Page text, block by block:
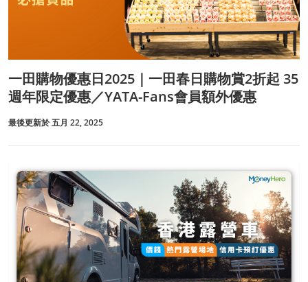
一田購物優惠日2025｜一田春日購物賞2折起 35
週年限定優惠／YATA-Fans會員額外優惠
最後更新於 五月 22, 2025